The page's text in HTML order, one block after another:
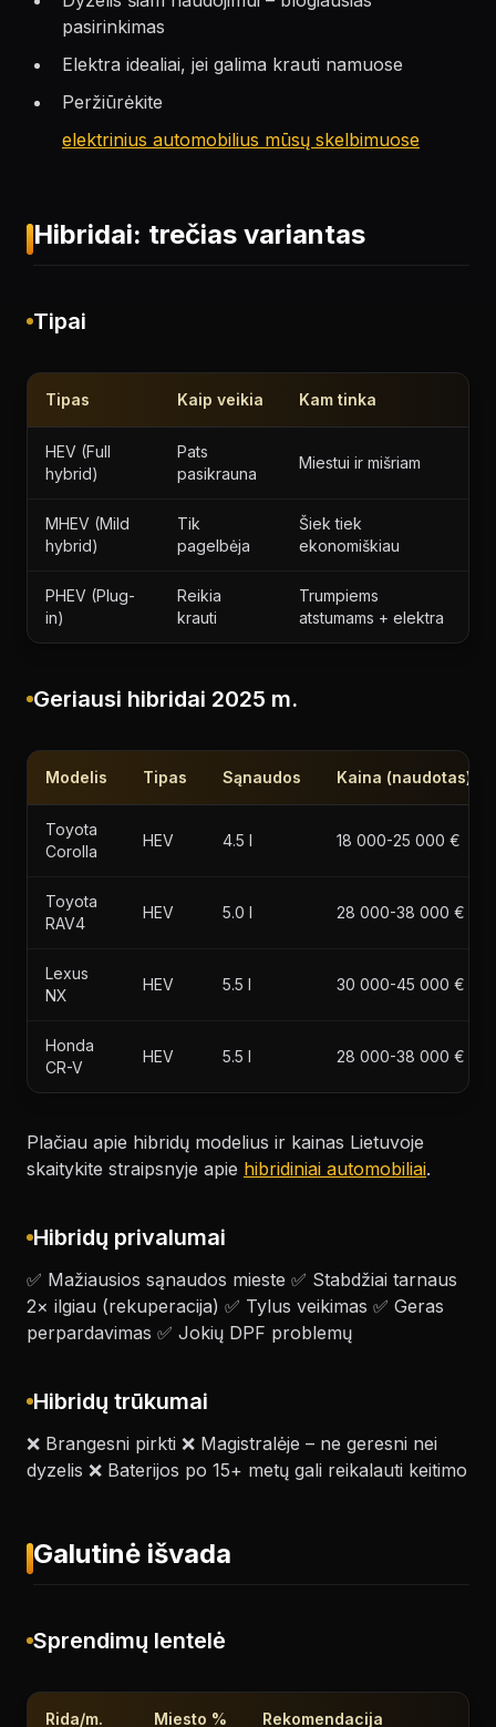
pasirinkimas
Elektra idealiai, jei galima krauti namuose
Peržiūrėkite
elektrinius automobilius mūsų skelbimuose
Hibridai: trečias variantas
Tipai
Tipas Kaip veikia Kam tinka
HEV (Full
hybrid)
Pats
pasikrauna
Miestui ir mišriam
MHEV (Mild
hybrid)
Tik
pagelbėja
Šiek tiek
ekonomiškiau
PHEV (Plug-
in)
Reikia
krauti
Trumpiems
atstumams + elektra
Geriausi hibridai 2025 m.
Modelis Tipas Sąnaudos Kaina (naudotas)
Toyota
Corolla
HEV 4.5 l 18 000-25 000 €
Toyota
RAV4
HEV 5.0 l 28 000-38 000 €
Lexus
NX
HEV 5.5 l 30 000-45 000 €
Honda
CR-V
HEV 5.5 l 28 000-38 000 €
Plačiau apie hibridų modelius ir kainas Lietuvoje
skaitykite straipsnyje apie hibridiniai automobiliai.
Hibridų privalumai
✅ Mažiausios sąnaudos mieste ✅ Stabdžiai tarnaus
2× ilgiau (rekuperacija) ✅ Tylus veikimas ✅ Geras
perpardavimas ✅ Jokių DPF problemų
Hibridų trūkumai
❌ Brangesni pirkti ❌ Magistralėje – ne geresni nei
dyzelis ❌ Baterijos po 15+ metų gali reikalauti keitimo
Galutinė išvada
Sprendimų lentelė
Rida/m. Miesto % Rekomendacija